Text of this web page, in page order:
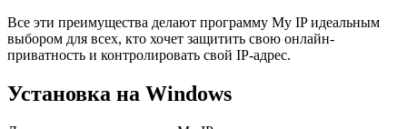
Все эти преимущества делают программу My IP идеальным
выбором для всех, кто хочет защитить свою онлайн-
приватность и контролировать свой IP-адрес.
Установка на Windows